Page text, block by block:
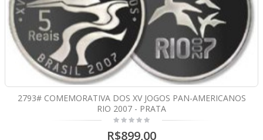
2793# COMEMORATIVA DOS XV JOGOS PAN-AMERICANOS
RIO 2007 - PRATA
R$899,00